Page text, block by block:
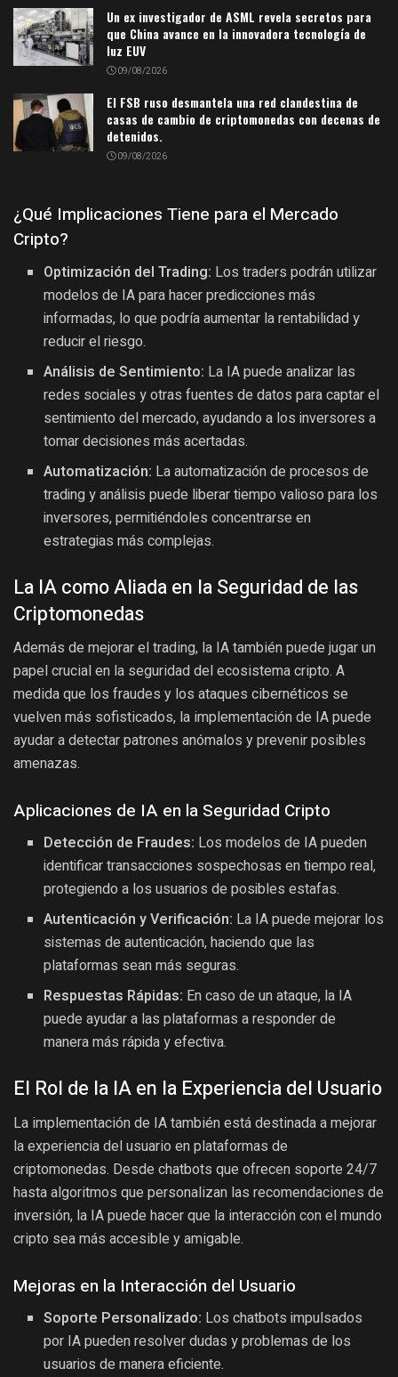
Un ex investigador de ASML revela secretos para
que China avance en la innovadora tecnología de
luz EUV
09/08/2026
El FSB ruso desmantela una red clandestina de
casas de cambio de criptomonedas con decenas de
detenidos.
09/08/2026
¿Qué Implicaciones Tiene para el Mercado
Cripto?
Optimización del Trading: Los traders podrán utilizar
modelos de IA para hacer predicciones más
informadas, lo que podría aumentar la rentabilidad y
reducir el riesgo.
Análisis de Sentimiento: La IA puede analizar las
redes sociales y otras fuentes de datos para captar el
sentimiento del mercado, ayudando a los inversores a
tomar decisiones más acertadas.
Automatización: La automatización de procesos de
trading y análisis puede liberar tiempo valioso para los
inversores, permitiéndoles concentrarse en
estrategias más complejas.
La IA como Aliada en la Seguridad de las
Criptomonedas
Además de mejorar el trading, la IA también puede jugar un
papel crucial en la seguridad del ecosistema cripto. A
medida que los fraudes y los ataques cibernéticos se
vuelven más sofisticados, la implementación de IA puede
ayudar a detectar patrones anómalos y prevenir posibles
amenazas.
Aplicaciones de IA en la Seguridad Cripto
Detección de Fraudes: Los modelos de IA pueden
identificar transacciones sospechosas en tiempo real,
protegiendo a los usuarios de posibles estafas.
Autenticación y Verificación: La IA puede mejorar los
sistemas de autenticación, haciendo que las
plataformas sean más seguras.
Respuestas Rápidas: En caso de un ataque, la IA
puede ayudar a las plataformas a responder de
manera más rápida y efectiva.
El Rol de la IA en la Experiencia del Usuario
La implementación de IA también está destinada a mejorar
la experiencia del usuario en plataformas de
criptomonedas. Desde chatbots que ofrecen soporte 24/7
hasta algoritmos que personalizan las recomendaciones de
inversión, la IA puede hacer que la interacción con el mundo
cripto sea más accesible y amigable.
Mejoras en la Interacción del Usuario
Soporte Personalizado: Los chatbots impulsados
por IA pueden resolver dudas y problemas de los
usuarios de manera eficiente.